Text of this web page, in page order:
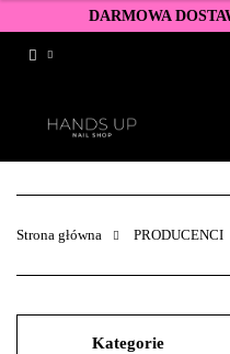
DARMOWA
Strona główna PRODUCENCI
Kategorie